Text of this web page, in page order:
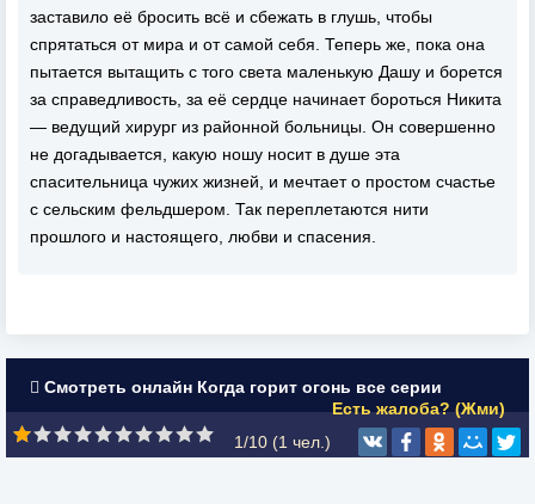
заставило её бросить всё и сбежать в глушь, чтобы
спрятаться от мира и от самой себя. Теперь же, пока она
пытается вытащить с того света маленькую Дашу и борется
за справедливость, за её сердце начинает бороться Никита
— ведущий хирург из районной больницы. Он совершенно
не догадывается, какую ношу носит в душе эта
спасительница чужих жизней, и мечтает о простом счастье
с сельским фельдшером. Так переплетаются нити
прошлого и настоящего, любви и спасения.
Смотреть онлайн Когда горит огонь все серии
Есть жалоба? (Жми)
1/10 (1 чел.)